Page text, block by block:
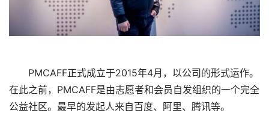
PMCAFF正式成立于2015年4月，以公司的形式运作。
在此之前，PMCAFF是由志愿者和会员自发组织的一个完全
公益社区。最早的发起人来自百度、阿里、腾讯等。